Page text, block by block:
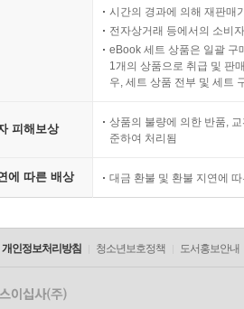
시간의 경과에 의해 재판매
전자상거래 등에서의 소비
eBook 세트 상품은 일괄 구
1개의 상품으로 취급 및 판
우, 세트 상품 전부 및 세트
피해보상
상품의 불량에 의한 반품,
준하여 처리됨
에 따른 배상 대금 환불 및 환불 지연에
개인정보처리방침 청소년보호정책 도서홍보안내